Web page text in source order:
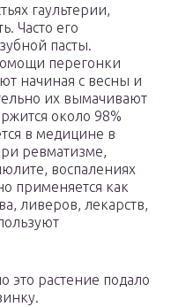
гаультерии,
Часто его
пасты.
перегонки
начиная с весны и
их вымачивают
около 98%
в медицине в
ревматизме,
воспалениях
применяется как
ливеров, лекарств,
это растение подало